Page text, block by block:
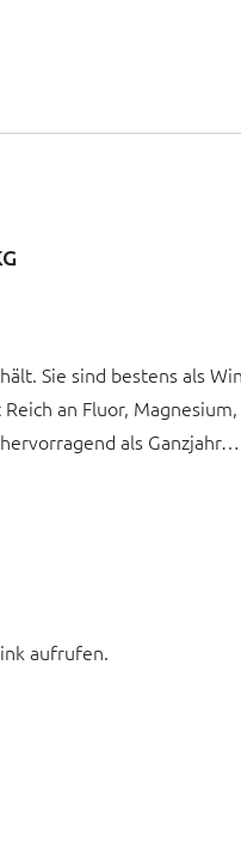
Sie sind bestens als
an Fluor,
als
aufrufen.